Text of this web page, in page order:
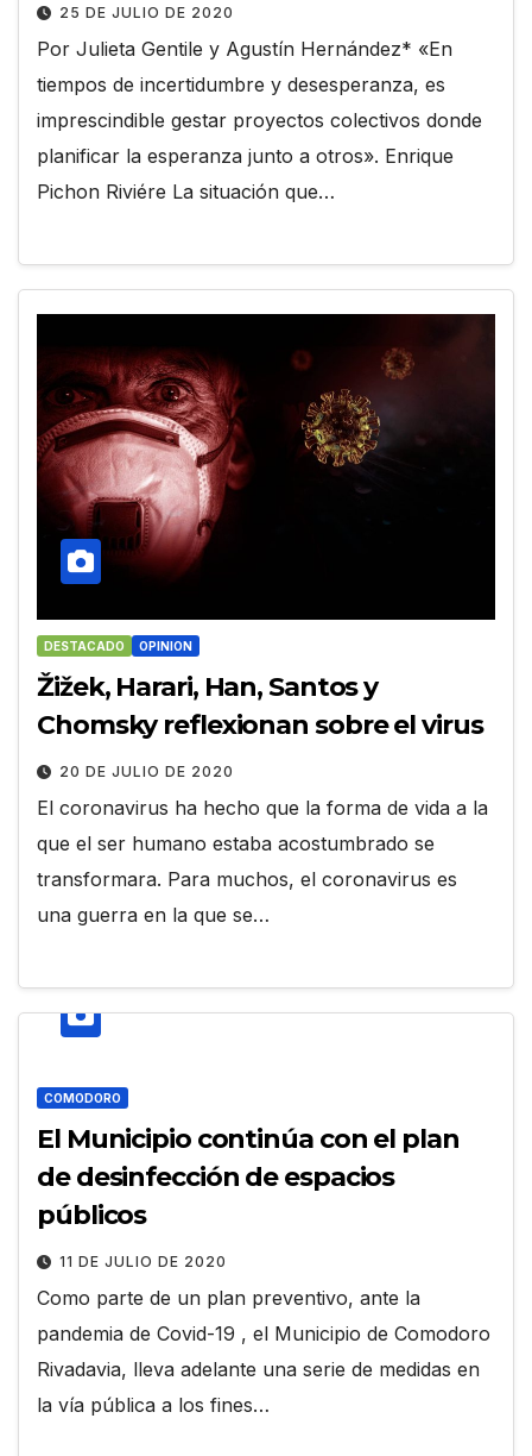
25 DE JULIO DE 2020
Por Julieta Gentile y Agustín Hernández* «En
tiempos de incertidumbre y desesperanza, es
imprescindible gestar proyectos colectivos donde
planificar la esperanza junto a otros». Enrique
Pichon Riviére La situación que…
DESTACADO OPINION
Žižek, Harari, Han, Santos y
Chomsky reflexionan sobre el virus
20 DE JULIO DE 2020
El coronavirus ha hecho que la forma de vida a la
que el ser humano estaba acostumbrado se
transformara. Para muchos, el coronavirus es
una guerra en la que se…
COMODORO
El Municipio continúa con el plan
de desinfección de espacios
públicos
11 DE JULIO DE 2020
Como parte de un plan preventivo, ante la
pandemia de Covid-19 , el Municipio de Comodoro
Rivadavia, lleva adelante una serie de medidas en
la vía pública a los fines…